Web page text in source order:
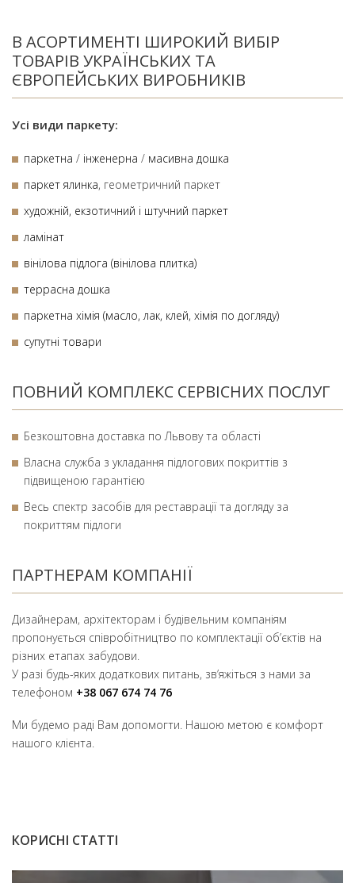
В АСОРТИМЕНТІ ШИРОКИЙ ВИБІР
ТОВАРІВ УКРАЇНСЬКИХ ТА
ЄВРОПЕЙСЬКИХ ВИРОБНИКІВ
Усі види паркету:
паркетна / інженерна / масивна дошка
паркет ялинка, геометричний паркет
художній, екзотичний і штучний паркет
ламінат
вінілова підлога (вінілова плитка)
террасна дошка
паркетна хімія (масло, лак, клей, хімія по догляду)
супутні товари
ПОВНИЙ КОМПЛЕКС СЕРВІСНИХ ПОСЛУГ
Безкоштовна доставка по Львову та області
Власна служба з укладання підлогових покриттів з
підвищеною гарантією
Весь спектр засобів для реставрації та догляду за
покриттям підлоги
ПАРТНЕРАМ КОМПАНІЇ
Дизайнерам, архітекторам і будівельним компаніям
пропонується співробітництво по комплектації об’єктів на
різних етапах забудови.
У разі будь-яких додаткових питань, зв’яжіться з нами за
телефоном +38 067 674 74 76
Ми будемо раді Вам допомогти. Нашою метою є комфорт
нашого клієнта.
КОРИСНІ СТАТТІ